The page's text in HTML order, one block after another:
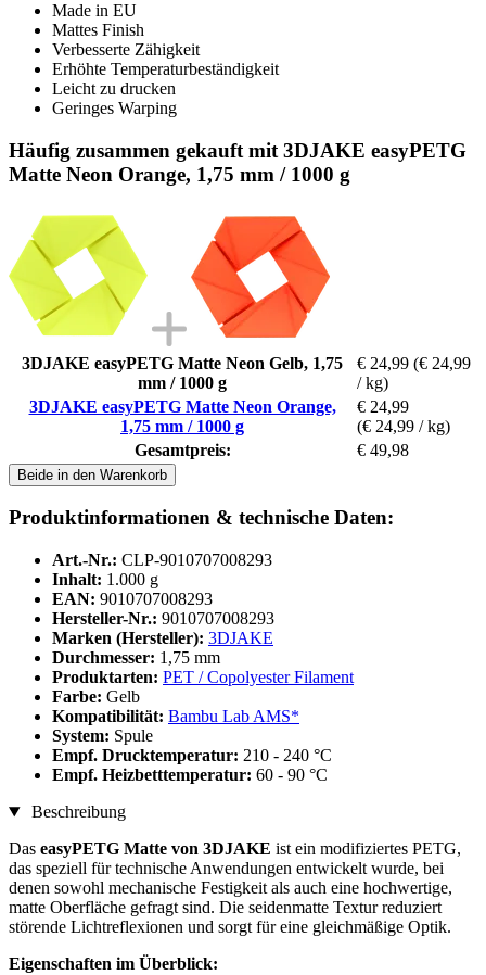
Made in EU
Mattes Finish
Verbesserte Zähigkeit
Erhöhte Temperaturbeständigkeit
Leicht zu drucken
Geringes Warping
Häufig zusammen gekauft mit 3DJAKE easyPETG
Matte Neon Orange, 1,75 mm / 1000 g
3DJAKE easyPETG Matte Neon Gelb, 1,75
mm / 1000 g
€ 24,99 (€ 24,99
/ kg)
3DJAKE easyPETG Matte Neon Orange,
1,75 mm / 1000 g
€ 24,99
(€ 24,99 / kg)
Gesamtpreis:
€ 49,98
Beide in den Warenkorb
Produktinformationen & technische Daten:
Art.-Nr.: CLP-9010707008293
Inhalt: 1.000 g
EAN: 9010707008293
Hersteller-Nr.: 9010707008293
Marken (Hersteller): 3DJAKE
Durchmesser: 1,75 mm
Produktarten: PET / Copolyester Filament
Farbe: Gelb
Kompatibilität: Bambu Lab AMS*
System: Spule
Empf. Drucktemperatur: 210 - 240 °C
Empf. Heizbetttemperatur: 60 - 90 °C
Beschreibung
Das easyPETG Matte von 3DJAKE ist ein modifiziertes PETG,
das speziell für technische Anwendungen entwickelt wurde, bei
denen sowohl mechanische Festigkeit als auch eine hochwertige,
matte Oberfläche gefragt sind. Die seidenmatte Textur reduziert
störende Lichtreflexionen und sorgt für eine gleichmäßige Optik.
Eigenschaften im Überblick: